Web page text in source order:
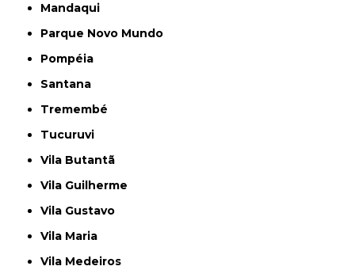
Mandaqui
Parque Novo Mundo
Pompéia
Santana
Tremembé
Tucuruvi
Vila Butantã
Vila Guilherme
Vila Gustavo
Vila Maria
Vila Medeiros